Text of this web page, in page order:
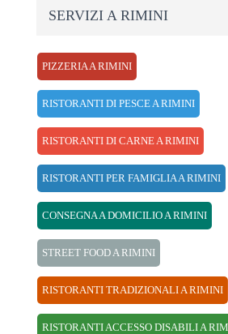
SERVIZI A RIMINI
PIZZERIA A RIMINI
RISTORANTI DI PESCE A RIMINI
RISTORANTI DI CARNE A RIMINI
RISTORANTI PER FAMIGLIA A RIMINI
CONSEGNA A DOMICILIO A RIMINI
STREET FOOD A RIMINI
RISTORANTI TRADIZIONALI A RIMINI
RISTORANTI ACCESSO DISABILI A